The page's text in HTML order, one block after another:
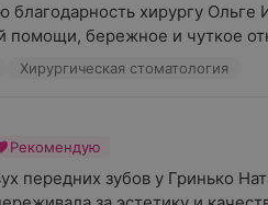
благодарность хирургу Ольге
помощи, бережное и чуткое
Хирургическая стоматология
Рекомендую
передних зубов у Гринько